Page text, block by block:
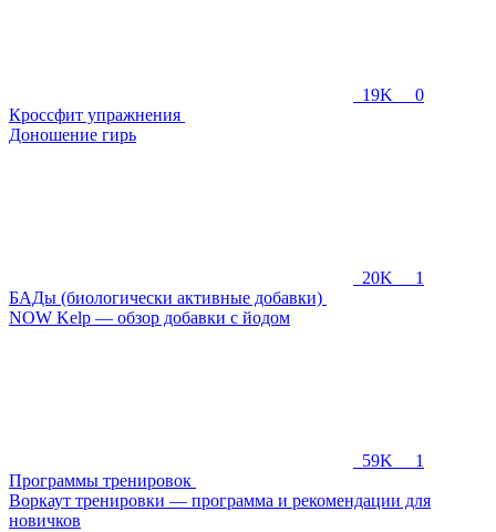
19K
0
Кроссфит упражнения
Доношение гирь
20K
1
БАДы (биологически активные добавки)
NOW Kelp — обзор добавки с йодом
59K
1
Программы тренировок
Воркаут тренировки — программа и рекомендации для
новичков